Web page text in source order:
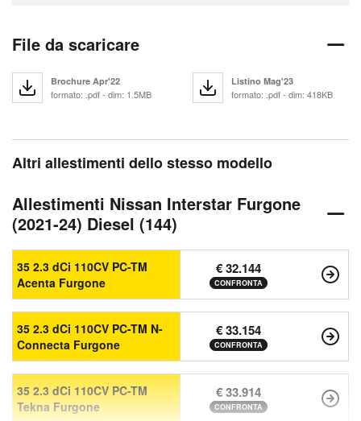
File da scaricare
Brochure Apr'22
formato: .pdf - dim: 1.5MB
Listino Mag'23
formato: .pdf - dim: 418KB
Altri allestimenti dello stesso modello
Allestimenti Nissan Interstar Furgone
(2021-24) Diesel (144)
35 2.3 dCi 110CV PC-TM
Acenta Furgone
€ 32.144
CONFRONTA
35 2.3 dCi 110CV PC-TM N-
Connecta Furgone
€ 33.154
CONFRONTA
35 2.3 dCi 110CV PC-TM
Tekna Furgone
€ 33.914
CONFRONTA